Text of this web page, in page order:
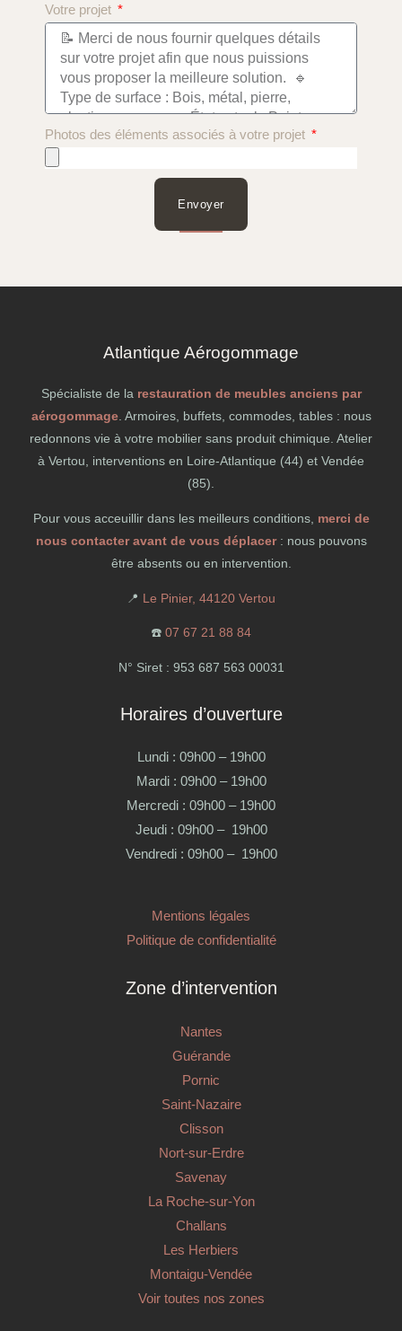
Votre projet
Photos des éléments associés à votre projet
Envoyer
Atlantique Aérogommage
Spécialiste de la restauration de meubles anciens par
aérogommage. Armoires, buffets, commodes, tables : nous
redonnons vie à votre mobilier sans produit chimique. Atelier
à Vertou, interventions en Loire-Atlantique (44) et Vendée
(85).
Pour vous acceuillir dans les meilleurs conditions, merci de
nous contacter avant de vous déplacer: nous pouvons
être absents ou en intervention.
📍 Le Pinier, 44120 Vertou
☎️ 07 67 21 88 84
N° Siret : 953 687 563 00031
Horaires d’ouverture
Lundi : 09h00 – 19h00
Mardi : 09h00 – 19h00
Mercredi : 09h00 – 19h00
Jeudi : 09h00 – 19h00
Vendredi : 09h00 – 19h00
Mentions légales
Politique de confidentialité
Zone d’intervention
Nantes
Guérande
Pornic
Saint-Nazaire
Clisson
Nort-sur-Erdre
Savenay
La Roche-sur-Yon
Challans
Les Herbiers
Montaigu-Vendée
Voir toutes nos zones